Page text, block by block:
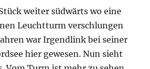
weiter südwärts wo eine
Leuchtturm verschlungen
war Irgendlink bei seiner
hier gewesen. Nun sieht